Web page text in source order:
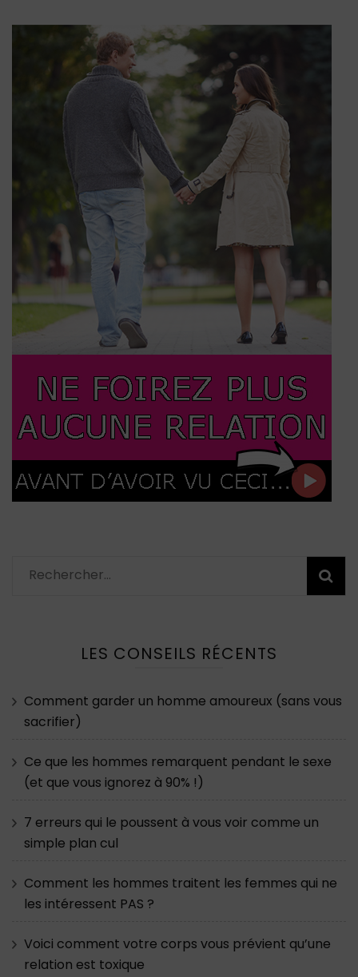
Rechercher :
LES CONSEILS RÉCENTS
Comment garder un homme amoureux (sans vous
sacrifier)
Ce que les hommes remarquent pendant le sexe
(et que vous ignorez à 90% !)
7 erreurs qui le poussent à vous voir comme un
simple plan cul
Comment les hommes traitent les femmes qui ne
les intéressent PAS ?
Voici comment votre corps vous prévient qu’une
relation est toxique